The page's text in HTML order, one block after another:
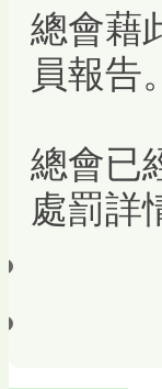
總會藉
員報告。
總會已
處罰詳